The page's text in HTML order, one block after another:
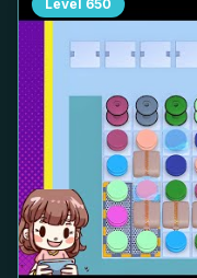
Level 650